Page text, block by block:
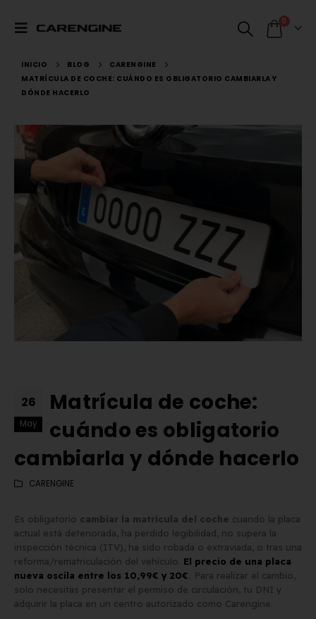
0
INICIO BLOG
CARENGINE
MATRÍCULA DE COCHE: CUÁNDO ES OBLIGATORIO CAMBIARLA Y
DÓNDE HACERLO
26
May
Matrícula de coche:
cuándo es obligatorio
cambiarla y dónde hacerlo
CARENGINE
Es obligatorio cambiar la matrícula del coche cuando la placa
actual está deteriorada, ha perdido legibilidad, no supera la
inspección técnica (ITV), ha sido robada o extraviada, o tras una
reforma/rematriculación del vehículo. El precio de una placa
nueva oscila entre los 10,99€ y 20€
Para realizar el cambio,
solo necesitas presentar el permiso de circulación, tu DNI y
adquirir la placa en un centro autorizado como Carengine.
Matrícula Acrílica para
Ciclomotor y Patinete:
Normativa DGT 2026
Comprar matrículas a
proveedores vs. Instalar
propio equipo de